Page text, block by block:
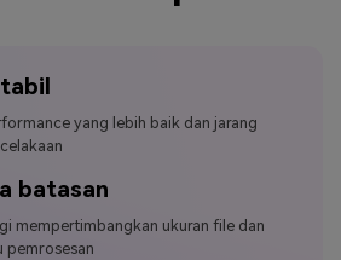
yang lebih baik dan jarang
batasan
mempertimbangkan ukuran file dan
pemrosesan